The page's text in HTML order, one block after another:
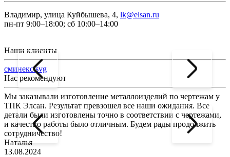
Владимир, улица Куйбышева, 4, lk@elsan.ru
пн-пт 9:00–18:00; сб 10:00–14:00
Наши клиенты
сминекс.svg
Нас рекомендуют
Мы заказывали изготовление металлоизделий по чертежам у
ТПК Элсан. Результат превзошел все наши ожидания. Все
детали были изготовлены точно в соответствии с чертежами,
и качество работы было отличным. Будем рады продолжить
сотрудничество!
Наталья
13.08.2024